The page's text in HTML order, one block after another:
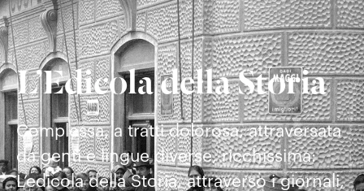
L’Edicola della Storia
Complessa, a tratti dolorosa, attraversata
da genti e lingue diverse, ricchissima:
L’edicola della Storia, attraverso i giornali,